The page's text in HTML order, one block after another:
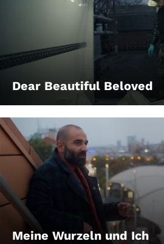
Dear Beautiful Beloved
Meine Wurzeln und Ich